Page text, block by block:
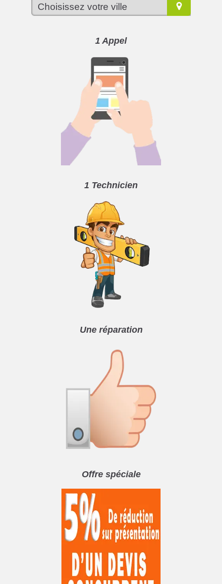
1 Appel
1 Technicien
Une réparation
Offre spéciale